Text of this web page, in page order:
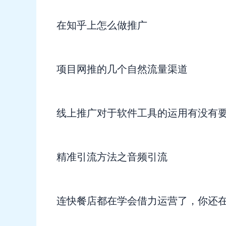
在知乎上怎么做推广
项目网推的几个自然流量渠道
线上推广对于软件工具的运用有没有
精准引流方法之音频引流
连快餐店都在学会借力运营了，你还